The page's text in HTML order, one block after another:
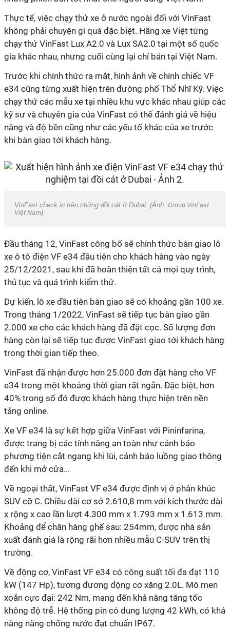
Thực tế, việc chạy thử xe ở nước ngoài đối với VinFast
không phải chuyện gì quá đặc biệt. Hãng xe Việt từng
chạy thử VinFast Lux A2.0 và Lux SA2.0 tại một số quốc
gia khác nhau, nhưng cuối cùng lại chỉ bán tại Việt Nam.
Trước khi chính thức ra mắt, hình ảnh về chính chiếc VF
e34 cũng từng xuất hiện trên đường phố Thổ Nhĩ Kỹ. Việc
chạy thử các mẫu xe tại nhiều khu vực khác nhau giúp các
kỹ sư và chuyên gia của VinFast có thể đánh giá về hiệu
năng và độ bền cũng như các yếu tố khác của xe trước
khi bàn giao tới khách hàng.
VinFast check in trên những đồi cát ở Dubai. (Ảnh: Group VinFast
Việt Nam).
Đầu tháng 12, VinFast công bố sẽ chính thức bàn giao lô
xe ô tô điện VF e34 đầu tiên cho khách hàng vào ngày
25/12/2021, sau khi đã hoàn thiện tất cả mọi quy trình,
thủ tục và quá trình kiểm thử.
Dự kiến, lô xe đầu tiên bàn giao sẽ có khoảng gần 100 xe.
Trong tháng 1/2022, VinFast sẽ tiếp tục bàn giao gần
2.000 xe cho các khách hàng đã đặt cọc. Số lượng đơn
hàng còn lại sẽ tiếp tục được VinFast giao tới khách hàng
trong thời gian tiếp theo.
VinFast đã nhận được hơn 25.000 đơn đặt hàng cho VF
e34 trong một khoảng thời gian rất ngắn. Đặc biệt, hơn
40% trong số đó được khách hàng thực hiện trên nền
tảng online.
Xe VF e34 là sự kết hợp giữa VinFast với Pininfarina,
được trang bị các tính năng an toàn như cảnh báo
phương tiện cắt ngang khi lùi, cảnh báo luồng giao thông
đến khi mở cửa...
Về ngoại thất, VinFast VF e34 được định vị ở phân khúc
SUV cỡ C. Chiều dài cơ sở 2.610,8 mm với kích thước dài
x rộng x cao lần lượt 4.300 mm x 1.793 mm x 1.613 mm.
Khoảng để chân hàng ghế sau: 254mm, được nhà sản
xuất đánh giá là rộng rãi hơn nhiều mẫu C-SUV trên thị
trường.
Về động cơ, VinFast VF e34 có công suất tối đa đạt 110
kW (147 Hp), tương đương động cơ xăng 2.0L. Mô men
xoắn cực đại: 242 Nm, mang đến khả năng tăng tốc
không độ trễ. Hệ thống pin có dung lượng 42 kWh, có khả
năng năng chống nước đạt chuẩn IP67.